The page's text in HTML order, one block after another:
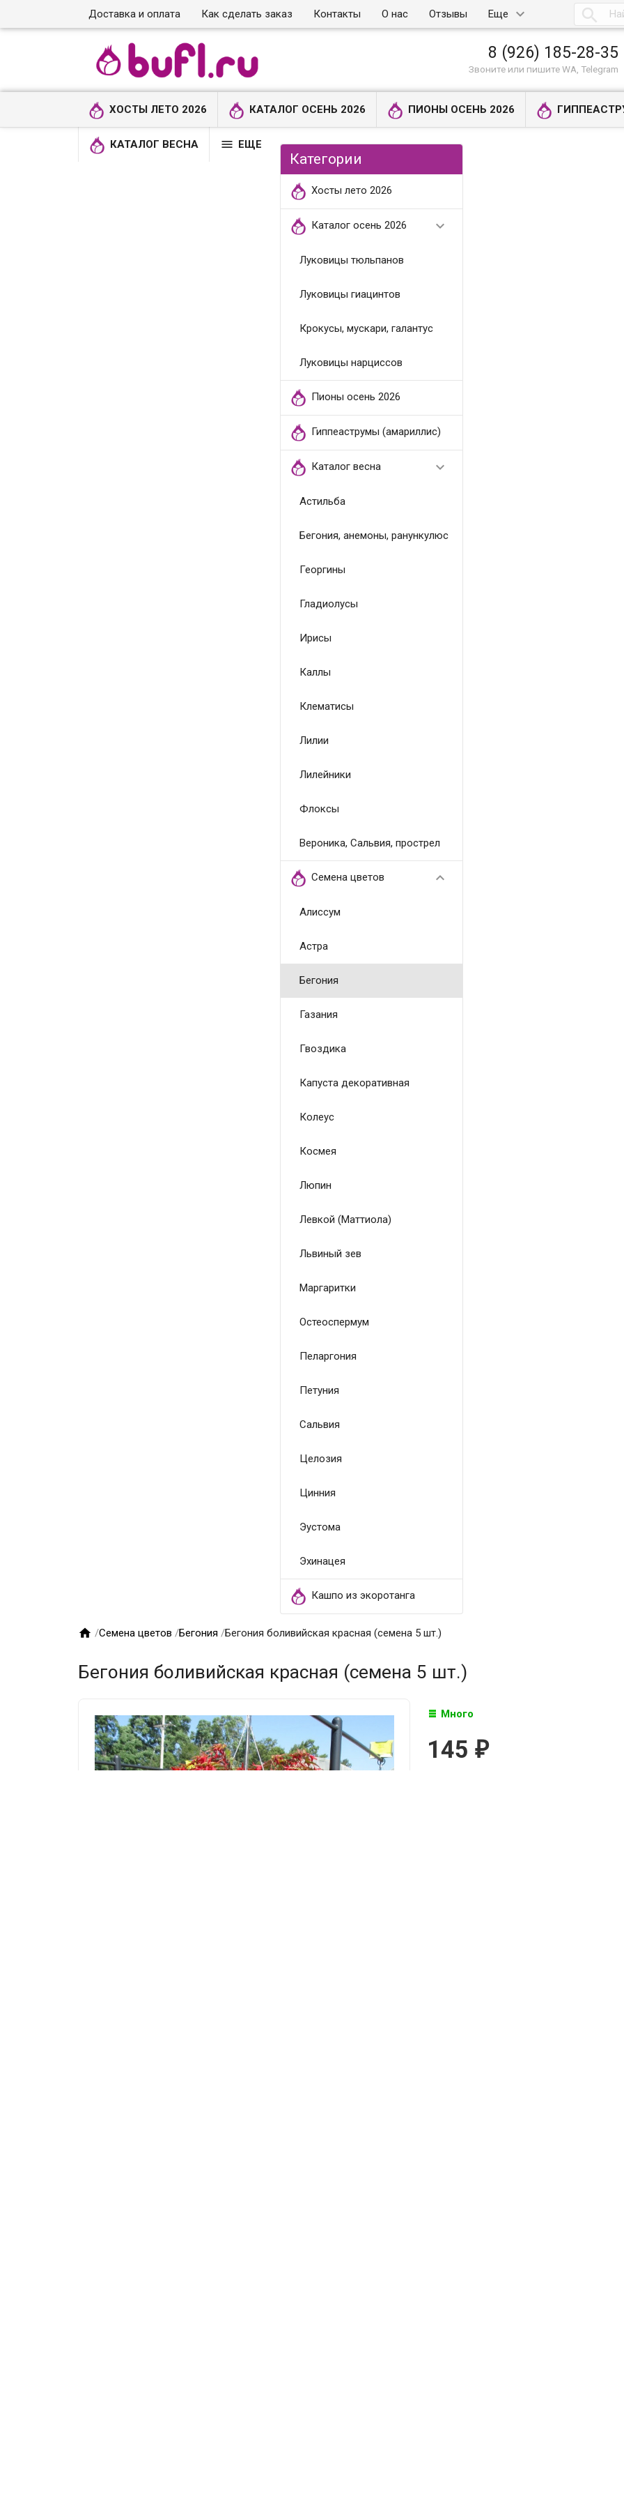
Доставка и оплата Как сделать заказ Контакты О нас Отзывы Еще 
8 (926) 185-28-35
Звоните или пишите WA, Telegram
ХОСТЫ ЛЕТО 2026 КАТАЛОГ ОСЕНЬ 2026 ПИОНЫ ОСЕНЬ 2026
КАТАЛОГ ВЕСНА  ЕЩЕ
Категории
Хосты лето 2026
Каталог осень 2026 
Луковицы тюльпанов
Луковицы гиацинтов
Крокусы, мускари, галантус
Луковицы нарциссов
Пионы осень 2026
Гиппеаструмы (амариллис)
Каталог весна 
Астильба
Бегония, анемоны, ранункулюс
Георгины
Гладиолусы
Ирисы
Каллы
Клематисы
Лилии
Лилейники
Флоксы
Вероника, Сальвия, прострел
Семена цветов 
Алиссум
Астра
Бегония
Газания
Гвоздика
Капуста декоративная
Колеус
Космея
Люпин
Левкой (Маттиола)
Львиный зев
Маргаритки
Остеоспермум
Пеларгония
Петуния
Сальвия
Целозия
Цинния
Эустома
Эхинацея
Кашпо из экоротанга
 /Семена цветов /Бегония /Бегония боливийская красная (семена 5 шт.)
Бегония боливийская красная (семена 5 шт.)
Много
145 ₽